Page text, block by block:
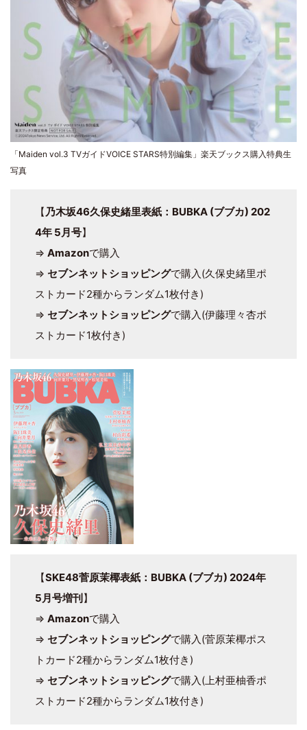
「Maiden vol.3 TVガイドVOICE STARS特別編集」楽天ブックス購入特典生
写真
【乃木坂46久保史緒里表紙：BUBKA (ブブカ) 202
4年 5月号】
⇒ Amazonで購入
⇒ セブンネットショッピングで購入(久保史緒里ポ
ストカード2種からランダム1枚付き)
⇒ セブンネットショッピングで購入(伊藤理々杏ポ
ストカード1枚付き)
【SKE48菅原茉椰表紙：BUBKA (ブブカ) 2024年
5月号増刊】
⇒ Amazonで購入
⇒ セブンネットショッピングで購入(菅原茉椰ポス
トカード2種からランダム1枚付き)
⇒ セブンネットショッピングで購入(上村亜柚香ポ
ストカード2種からランダム1枚付き)